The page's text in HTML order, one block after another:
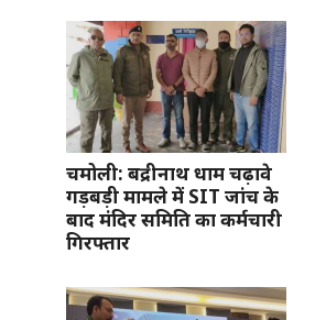
चमोली: बद्रीनाथ धाम चढ़ावे
गड़बड़ी मामले में SIT जांच के
बाद मंदिर समिति का कर्मचारी
गिरफ्तार